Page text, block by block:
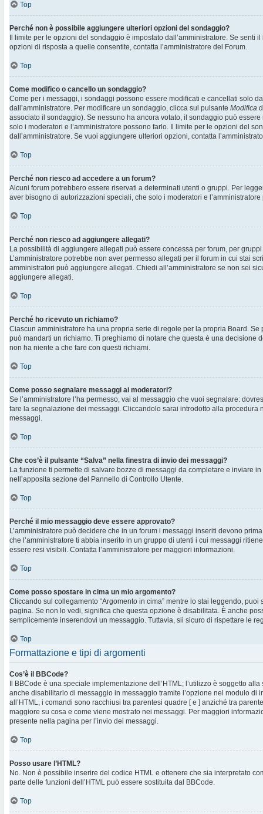
Top
Perché non è possibile aggiungere ulteriori opzioni del sondaggio?
Il limite per le opzioni del sondaggio è impostato dall’amministratore. Se senti
opzioni di risposta a quelle consentite, contatta l’amministratore del Forum.
Top
Come modifico o cancello un sondaggio?
Come per i messaggi, i sondaggi possono essere modificati e cancellati solo
dall’amministratore. Per modificare un sondaggio, clicca sul pulsante Modifica
associato il sondaggio). Se nessuno ha ancora votato, il sondaggio può
solo i moderatori e l’amministratore possono farlo. Il limite per le opzioni del
dall’amministratore. Se vuoi aggiungere ulteriori opzioni, contatta
Top
Perché non riesco ad accedere a un forum?
Alcuni forum potrebbero essere riservati a determinati utenti o gruppi. Per
aver bisogno di autorizzazioni speciali, che solo i moderatori e
Top
Perché non riesco ad aggiungere allegati?
La possibilità di aggiungere allegati può essere concessa per forum, per
L’amministratore potrebbe non aver permesso allegati per il forum in cui stai
amministratori può aggiungere allegati. Chiedi all’amministratore se non sei
aggiungere allegati.
Top
Perché ho ricevuto un richiamo?
Ciascun amministratore ha una propria serie di regole per la propria Board.
può mandarti un richiamo. Ti preghiamo di notare che questa è una decisione
non ha niente a che fare con questi richiami.
Top
Come posso segnalare messaggi ai moderatori?
Se l’amministratore l’ha permesso, vai al messaggio che vuoi segnalare:
fare la segnalazione dei messaggi. Cliccandolo sarai introdotto alla procedura
messaggi.
Top
Che cos’è il pulsante “Salva” nella finestra di invio dei messaggi?
La funzione ti permette di salvare bozze di messaggi da completare e inviare
nell’apposita sezione del Pannello di Controllo Utente.
Top
Perché il mio messaggio deve essere approvato?
L’amministratore può decidere che in un forum i messaggi inseriti devono
che l’amministratore ti abbia inserito in un gruppo di utenti i cui messaggi
essere resi visibili. Contatta l’amministratore per maggiori informazioni.
Top
Come posso spostare in cima un mio argomento?
Cliccando sul collegamento “Argomento in cima” mentre lo stai leggendo,
pagina. Se non lo vedi, significa che questa opzione è disabilitata. È anche
semplicemente inserendovi un messaggio. Tuttavia, sii sicuro di rispettare le
Top
Formattazione e tipi di argomenti
Cos’è il BBCode?
Il BBCode è una speciale implementazione dell’HTML; l’utilizzo è soggetto
anche disabilitarlo di messaggio in messaggio tramite l’opzione nel modulo di
all’HTML, i comandi sono racchiusi tra parentesi quadre [ e ] anziché tra
maggiore su cosa e come viene mostrato nei messaggi. Per maggiori
presente nella pagina per l’invio dei messaggi.
Top
Posso usare l’HTML?
No. Non è possibile inserire del codice HTML e ottenere che sia interpretato
parte delle funzioni dell’HTML può essere sostituita dal BBCode.
Top